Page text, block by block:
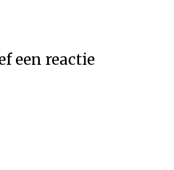
een reactie